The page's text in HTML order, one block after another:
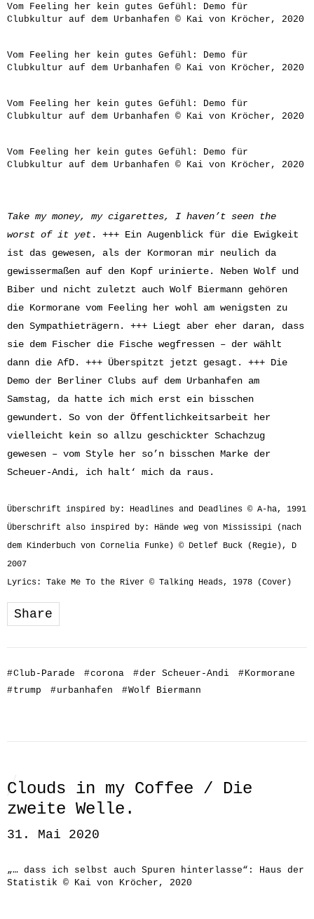
Vom Feeling her kein gutes Gefühl: Demo für
Clubkultur auf dem Urbanhafen © Kai von Kröcher, 2020
Vom Feeling her kein gutes Gefühl: Demo für
Clubkultur auf dem Urbanhafen © Kai von Kröcher, 2020
Vom Feeling her kein gutes Gefühl: Demo für
Clubkultur auf dem Urbanhafen © Kai von Kröcher, 2020
Vom Feeling her kein gutes Gefühl: Demo für
Clubkultur auf dem Urbanhafen © Kai von Kröcher, 2020
Take my money, my cigarettes, I haven’t seen the
worst of it yet. +++ Ein Augenblick für die Ewigkeit
ist das gewesen, als der Kormoran mir neulich da
gewissermaßen auf den Kopf urinierte. Neben Wolf und
Biber und nicht zuletzt auch Wolf Biermann gehören
die Kormorane vom Feeling her wohl am wenigsten zu
den Sympathieträgern. +++ Liegt aber eher daran, dass
sie dem Fischer die Fische wegfressen – der wählt
dann die AfD. +++ Überspitzt jetzt gesagt. +++ Die
Demo der Berliner Clubs auf dem Urbanhafen am
Samstag, da hatte ich mich erst ein bisschen
gewundert. So von der Öffentlichkeitsarbeit her
vielleicht kein so allzu geschickter Schachzug
gewesen – vom Style her so’n bisschen Marke der
Scheuer-Andi, ich halt‘ mich da raus.
Überschrift inspired by: Headlines and Deadlines © A-ha, 1991
Überschrift also inspired by: Hände weg von Mississipi (nach
dem Kinderbuch von Cornelia Funke) © Detlef Buck (Regie), D
2007
Lyrics: Take Me To the River © Talking Heads, 1978 (Cover)
Share
#Club-Parade #corona #der Scheuer-Andi # Kormorane
#trump #urbanhafen #Wolf Biermann
Clouds in my Coffee / Die
zweite Welle.
31. Mai 2020
„… dass ich selbst auch Spuren hinterlasse“: Haus der
Statistik © Kai von Kröcher, 2020